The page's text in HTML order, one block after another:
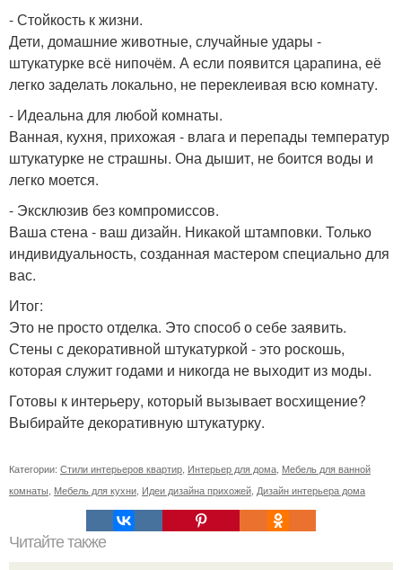
- Стойкость к жизни.
Дети, домашние животные, случайные удары -
штукатурке всё нипочём. А если появится царапина, её
легко заделать локально, не переклеивая всю комнату.
- Идеальна для любой комнаты.
Ванная, кухня, прихожая - влага и перепады температур
штукатурке не страшны. Она дышит, не боится воды и
легко моется.
- Эксклюзив без компромиссов.
Ваша стена - ваш дизайн. Никакой штамповки. Только
индивидуальность, созданная мастером специально для
вас.
Итог:
Это не просто отделка. Это способ о себе заявить.
Стены с декоративной штукатуркой - это роскошь,
которая служит годами и никогда не выходит из моды.
Готовы к интерьеру, который вызывает восхищение?
Выбирайте декоративную штукатурку.
Категории: Стили интерьеров квартир Интерьер для дома Мебель для ванной
комнаты Мебель для кухни Идеи дизайна прихожей Дизайн интерьера дома
Читайте также